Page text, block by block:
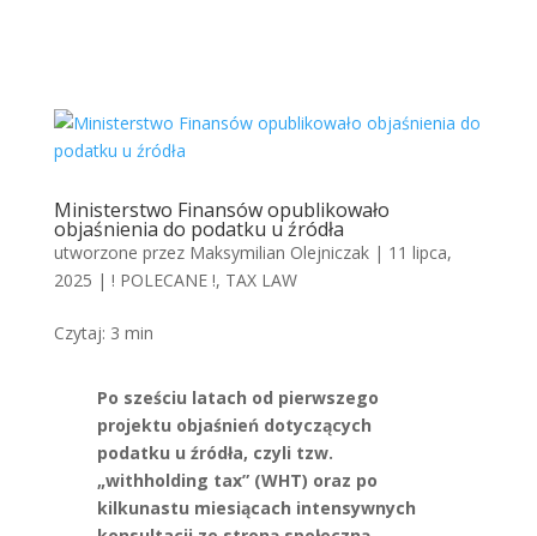
Ministerstwo Finansów opublikowało
objaśnienia do podatku u źródła
utworzone przez Maksymilian Olejniczak| 11 lipca,
2025 | ! POLECANE !, TAX LAW
Czytaj: 3 min
Po sześciu latach od pierwszego
projektu objaśnień dotyczących
podatku u źródła, czyli tzw.
„withholding tax” (WHT) oraz po
kilkunastu miesiącach intensywnych